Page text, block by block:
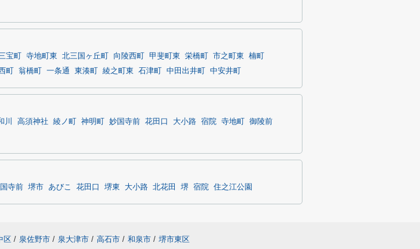
宝町 寺地町東 北三国ヶ丘町 向陵西町 甲斐町東 栄橋町 市之町東
楠町
町 翁橋町 一条通 東湊町 綾之町東 石津町 中田出井町 中安井町
川 高須神社 綾ノ町 神明町 妙国寺前 花田口 大小路 宿院 寺地町
御陵前
寺前 堺市 あびこ 花田口 堺東 大小路 北花田 堺 宿院 住之江公園
区 / 泉佐野市 / 泉大津市 / 高石市 / 和泉市 / 堺市東区